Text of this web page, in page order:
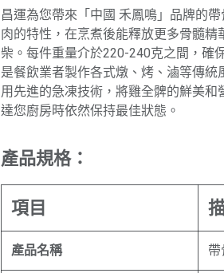
昌運為您帶來「中國 禾鳳鳴」品牌的
肉的特性，在烹煮後能釋放更多骨髓精
柴。每件重量介於220-240克之間，確
是餐飲業者製作各式燉、烤、滷等傳
用先進的急凍技術，將雞全髀的鮮美和
達您廚房時依然保持最佳狀態。
產品規格：
項目
產品名稱 帶